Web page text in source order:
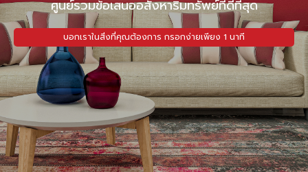
ศูนย์รวมข้อเสนออสังหาริมทรัพย์ที่ดีที่สุด
บอกเราในสิ่งที่คุณต้องการ กรอกง่ายเพียง 1 นาที